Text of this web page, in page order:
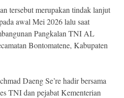
tersebut merupakan tindak lanjut
awal Mei 2026 lalu saat
Pangkalan TNI AL
Bontomatene, Kabupaten
Daeng Se’re hadir bersama
TNI dan pejabat Kementerian